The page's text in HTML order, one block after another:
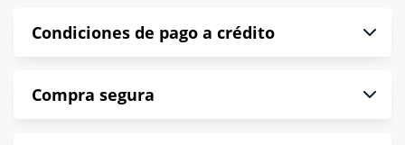
Condiciones de pago a crédito
puntualmente. Al finalizar tu compra generas el
Compra segura